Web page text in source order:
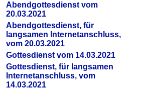
Abendgottesdienst vom
20.03.2021
Abendgottesdienst, für
langsamen Internetanschluss,
vom 20.03.2021
Gottesdienst vom 14.03.2021
Gottesdienst, für langsamen
Internetanschluss, vom
14.03.2021